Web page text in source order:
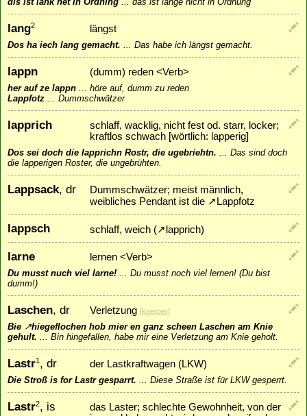
lang2 längst
Dos ha iech lang gemacht. ... Das habe ich längst gemacht.
lappn (dumm) reden <Verb>
her auf ze lappn ... höre auf, dumm zu reden
Lappfotz ... Dummschwätzer
lapprich
schlaff, wacklig, nicht fest od. starr, locker;
kraftlos schwach [wörtlich: lapperig]
Dos sei doch die lapprichn Rostr, die ugebriehtn. ... Das sind doch
die lapperigen Roster, die ungebrühten.
Lappsack, dr
Dummschwätzer; meist männlich,
weibliches Pendant ist die ↗ Lappfotz
lappsch schlaff, weich (↗ lapprich)
larne lernen <Verb>
Du musst nuch viel larne! ... Du musst noch viel lernen! (Du bist
dumm!)
Laschen, dr Verletzung [koerper]
Bie ↗hiegeflochen hob mier en ganz scheen Laschen am Knie
gehult. ... Bin hingefallen, habe mir eine Verletzung am Knie geholt.
Lastr1, dr der Lastkraftwagen (LKW)
Die Stroß is for Lastr gesparrt. ... Diese Straße ist für LKW gesperrt.
Lastr2, is
das Laster; schlechte Gewohnheit, von der